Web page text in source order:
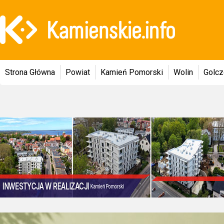
Strona Główna Powiat Kamień Pomorski Wolin